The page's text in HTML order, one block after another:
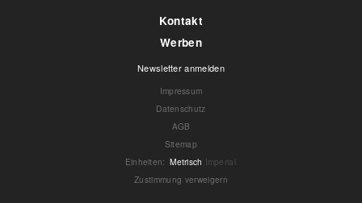
Kontakt
Werben
Newsletter anmelden
Impressum
Datenschutz
AGB
Sitemap
Einheiten: Metrisch Imperial
Zustimmung verweigern